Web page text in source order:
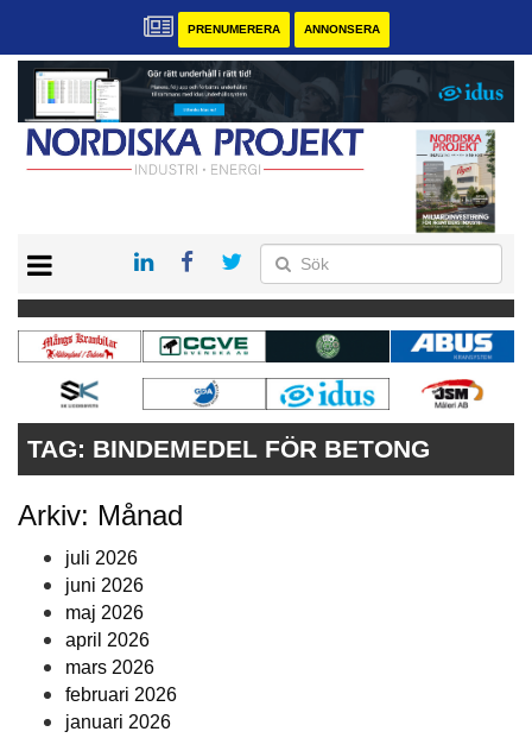
PRENUMERERA ANNONSERA
KONTAKT
VÅRA ANDRA MAGASIN
PRENUMERERA
ANNONSERA
TAG: BINDEMEDEL FÖR BETONG
Arkiv: Månad
juli 2026
juni 2026
maj 2026
april 2026
mars 2026
februari 2026
januari 2026